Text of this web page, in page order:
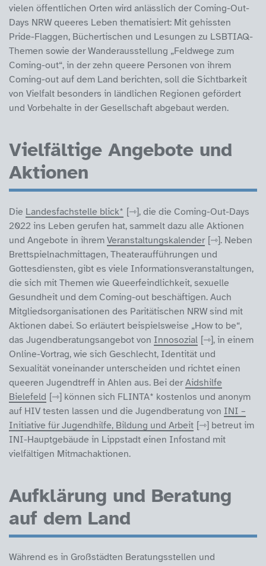
vielen öffentlichen Orten wird anlässlich der Coming-Out-
Days NRW queeres Leben thematisiert: Mit gehissten
Pride-Flaggen, Büchertischen und Lesungen zu LSBTIAQ-
Themen sowie der Wanderausstellung „Feldwege zum
Coming-out“, in der zehn queere Personen von ihrem
Coming-out auf dem Land berichten, soll die Sichtbarkeit
von Vielfalt besonders in ländlichen Regionen gefördert
und Vorbehalte in der Gesellschaft abgebaut werden.
Vielfältige Angebote und
Aktionen
Die Landesfachstelle blick*
, die die Coming-Out-Days
2022 ins Leben gerufen hat, sammelt dazu alle Aktionen
und Angebote in ihrem Veranstaltungskalender
. Neben
Brettspielnachmittagen, Theateraufführungen und
Gottesdiensten, gibt es viele Informationsveranstaltungen,
die sich mit Themen wie Queerfeindlichkeit, sexuelle
Gesundheit und dem Coming-out beschäftigen. Auch
Mitgliedsorganisationen des Paritätischen NRW sind mit
Aktionen dabei. So erläutert beispielsweise „How to be“,
das Jugendberatungsangebot von Innosozial
, in einem
Online-Vortrag, wie sich Geschlecht, Identität und
Sexualität voneinander unterscheiden und richtet einen
queeren Jugendtreff in Ahlen aus. Bei derAidshilfe
Bielefeld
können sich FLINTA* kostenlos und anonym
auf HIV testen lassen und die Jugendberatung von INI –
Initiative für Jugendhilfe, Bildung und Arbeit
betreut im
INI-Hauptgebäude in Lippstadt einen Infostand mit
vielfältigen Mitmachaktionen.
Aufklärung und Beratung
auf dem Land
Während es in Großstädten Beratungsstellen und